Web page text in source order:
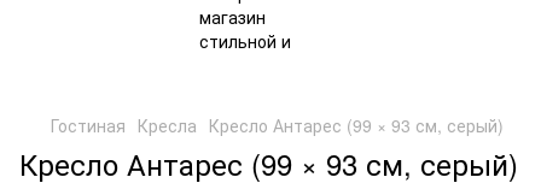
Гостиная Кресла Кресло Антарес (99 × 93 см, серый)
Кресло Антарес (99 × 93 см, серый)